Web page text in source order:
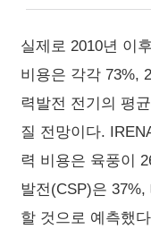
실제로 2010년 이
비용은 각각 73%,
력발전 전기의 평
질 전망이다.
력 비용은 육풍이
발전(CSP)은
할 것으로 예측했